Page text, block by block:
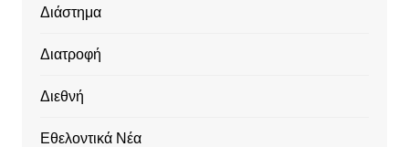
Διάστημα
Διατροφή
Διεθνή
Εθελοντικά Νέα